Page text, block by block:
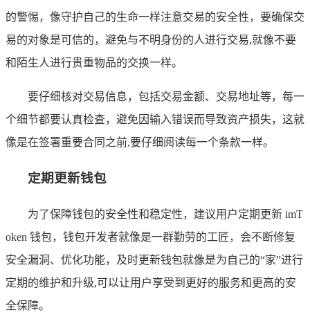
的警惕，像守护自己的生命一样注意交易的安全性，要确保交
易的对象是可信的，避免与不明身份的人进行交易,就像不要
和陌生人进行贵重物品的交换一样。
要仔细核对交易信息，包括交易金额、交易地址等，每一
个细节都要认真检查，避免因输入错误而导致资产损失，这就
像是在签署重要合同之前,要仔细阅读每一个条款一样。
定期更新钱包
为了保障钱包的安全性和稳定性，建议用户定期更新 imT
oken 钱包，钱包开发者就像是一群勤劳的工匠，会不断修复
安全漏洞、优化功能，及时更新钱包就像是为自己的“家”进行
定期的维护和升级,可以让用户享受到更好的服务和更高的安
全保障。